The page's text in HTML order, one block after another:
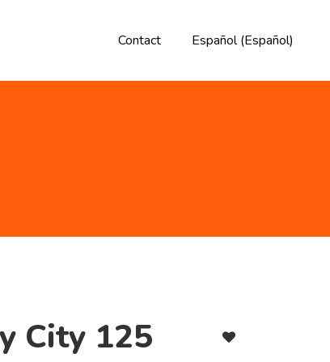
Contact Español(Español)
City 125